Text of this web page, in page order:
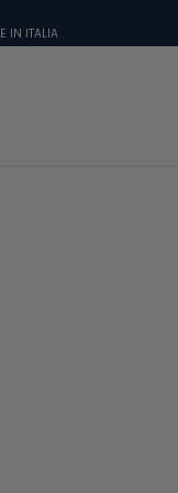
IN ITALIA